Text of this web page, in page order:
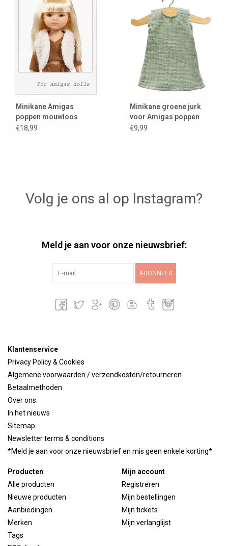
Minikane Amigas
poppen mouwloos
vestje van imitatiebont /
€18,99
Minikane groene jurk
voor Amigas poppen
€9,99
Volg je ons al op Instagram?
Meld je aan voor onze nieuwsbrief:
ABONNEER
Klantenservice
Privacy Policy & Cookies
Algemene voorwaarden / verzendkosten/retourneren
Betaalmethoden
Over ons
In het nieuws
Sitemap
Newsletter terms & conditions
*Meld je aan voor onze nieuwsbrief en mis geen enkele korting*
Producten
Alle producten
Nieuwe producten
Aanbiedingen
Merken
Tags
Mijn account
Registreren
Mijn bestellingen
Mijn tickets
Mijn verlanglijst